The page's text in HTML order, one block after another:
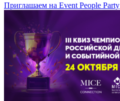
Приглашаем на Event People Party